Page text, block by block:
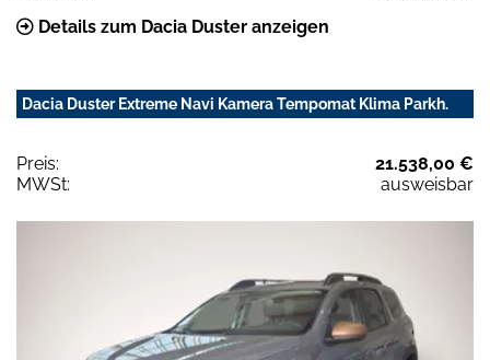
Details zum Dacia Duster anzeigen
Dacia Duster Extreme Navi Kamera Tempomat Klima Parkh.
Preis:
21.538,00 €
MWSt:
ausweisbar